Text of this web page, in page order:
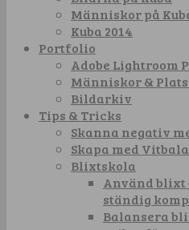
Människor på
Kuba 2014
Portfolio
Adobe Lightroom
Människor &
Bildarkiv
Tips & Tricks
Skanna negativ
Skapa med
Blixtskola
Använd blixt
ständig
Balansera